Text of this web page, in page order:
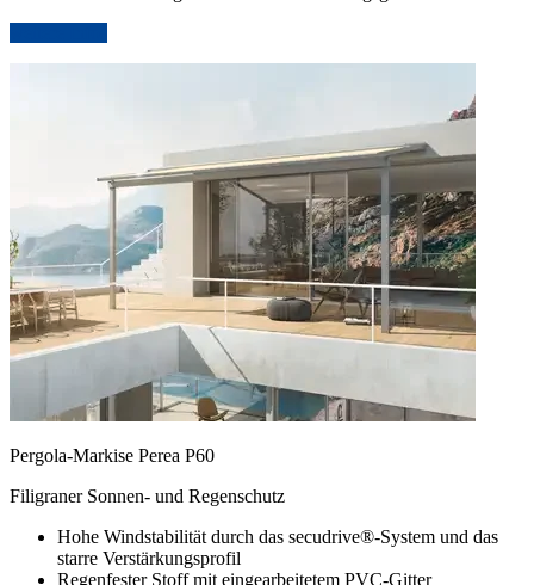
Pergola-Markise Perea P60
Filigraner Sonnen- und Regenschutz
Hohe Windstabilität durch das secudrive®-System und das
starre Verstärkungsprofil
Regenfester Stoff mit eingearbeitetem PVC-Gitter